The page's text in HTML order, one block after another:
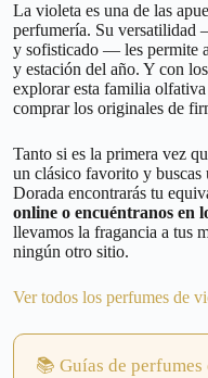
La violeta es una de las
perfumería. Su
y sofisticado — les permite
y estación del año. Y con
explorar esta familia
comprar los originales de
Tanto si es la primera vez
un clásico favorito y buscas
Dorada encontrarás tu
online o encuéntranos en
llevamos la fragancia a tus
ningún otro sitio.
Ver todos los perfumes de
📚 Guías de